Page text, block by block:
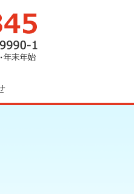
「サンクスゆ